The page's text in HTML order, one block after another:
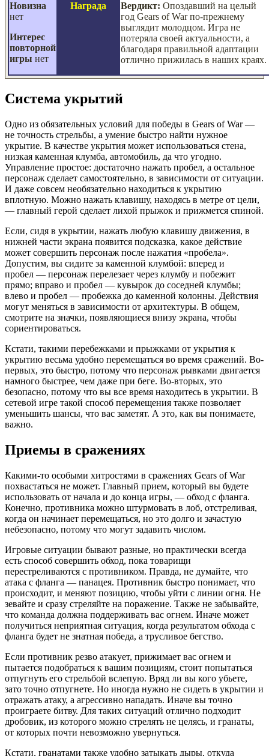
Новизна
нет
Интерес
повторной
игры нет
Награда Вердикт: Опоздавший на целый
год Gears of War по-прежнему
выглядит молодцом. Игра не
потеряла своей актуальности, а
благодаря правильной адаптации
отлично прижилась в наших краях.
Система укрытий
Одно из обязательных условий для победы в Gears of War —
не точность стрельбы, а умение быстро найти нужное
укрытие. В качестве укрытия может использоваться стена,
низкая каменная клумба, автомобиль, да что угодно.
Управление простое: достаточно нажать пробел, а остальное
персонаж сделает самостоятельно, в зависимости от ситуации.
И даже совсем необязательно находиться к укрытию
вплотную. Можно нажать клавишу, находясь в метре от цели,
— главный герой сделает лихой прыжок и прижмется спиной.
Если, сидя в укрытии, нажать любую клавишу движения, в
нижней части экрана появится подсказка, какое действие
может совершить персонаж после нажатия «пробела».
Допустим, вы сидите за каменной клумбой: вперед и
пробел — персонаж перелезает через клумбу и побежит
прямо; вправо и пробел — кувырок до соседней клумбы;
влево и пробел — пробежка до каменной колонны. Действия
могут меняться в зависимости от архитектуры. В общем,
смотрите на значки, появляющиеся внизу экрана, чтобы
сориентироваться.
Кстати, такими перебежками и прыжками от укрытия к
укрытию весьма удобно перемещаться во время сражений. Во-
первых, это быстро, потому что персонаж рывками двигается
намного быстрее, чем даже при беге. Во-вторых, это
безопасно, потому что вы все время находитесь в укрытии. В
сетевой игре такой способ перемещения также позволяет
уменьшить шансы, что вас заметят. А это, как вы понимаете,
важно.
Приемы в сражениях
Какими-то особыми хитростями в сражениях Gears of War
похвастаться не может. Главный прием, который вы будете
использовать от начала и до конца игры, — обход с фланга.
Конечно, противника можно штурмовать в лоб, отстреливая,
когда он начинает перемещаться, но это долго и зачастую
небезопасно, потому что могут задавить числом.
Игровые ситуации бывают разные, но практически всегда
есть способ совершить обход, пока товарищи
перестреливаются с противником. Правда, не думайте, что
атака с фланга — панацея. Противник быстро понимает, что
происходит, и меняют позицию, чтобы уйти с линии огня. Не
зевайте и сразу стреляйте на поражение. Также не забывайте,
что команда должна поддерживать вас огнем. Иначе может
получиться неприятная ситуация, когда результатом обхода с
фланга будет не знатная победа, а трусливое бегство.
Если противник резво атакует, прижимает вас огнем и
пытается подобраться к вашим позициям, стоит попытаться
отпугнуть его стрельбой вслепую. Вряд ли вы кого убьете,
зато точно отпугнете. Но иногда нужно не сидеть в укрытии и
отражать атаку, а агрессивно нападать. Иначе вы точно
проиграете битву. Для таких ситуаций отлично подходит
дробовик, из которого можно стрелять не целясь, и гранаты,
от которых почти невозможно увернуться.
Кстати, гранатами также удобно затыкать дыры, откуда